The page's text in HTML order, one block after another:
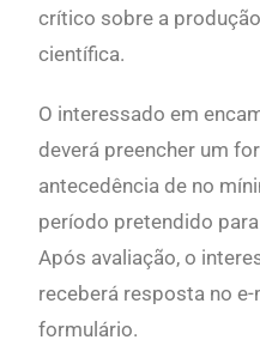
crítico sobre a
científica.
O interessado em
deverá preencher um
antecedência de no
período pretendido
Após avaliação, o
receberá resposta no
formulário.